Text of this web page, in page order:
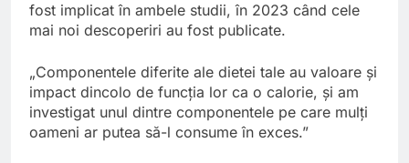
fost implicat în ambele studii, în 2023 când cele
mai noi descoperiri au fost publicate.
„Componentele diferite ale dietei tale au valoare și
impact dincolo de funcția lor ca o calorie, și am
investigat unul dintre componentele pe care mulți
oameni ar putea să-l consume în exces.”